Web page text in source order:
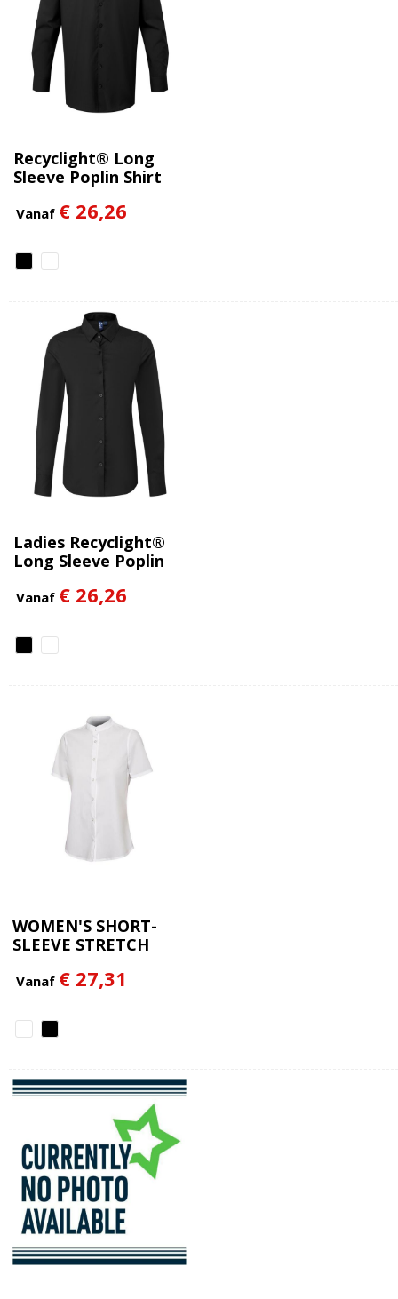
Recyclight® Long
Sleeve Poplin Shirt
Vanaf € 26,26
Ladies Recyclight®
Long Sleeve Poplin
Vanaf € 26,26
WOMEN'S SHORT-
SLEEVE STRETCH
Vanaf € 27,31